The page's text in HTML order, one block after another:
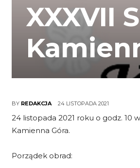
XXXVII
BY REDAKCJA 24 LISTOPADA 2021
24 listopada 2021 roku o godz. 10
Kamienna Góra.
Porządek obrad: